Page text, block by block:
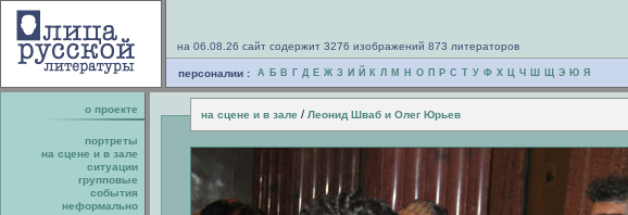
на 06.08.26 сайт содержит 3276 изображений 873 литераторов
персоналии : А Б В Г Д Е Ж З И Й К Л М Н О П Р С Т У Ф Х Ц Ч Ш Щ Э Ю Я
о проекте на сцене и в зале / Леонид Шваб и Олег Юрьев
портреты
на сцене и в зале
ситуации
групповые
события
неформально